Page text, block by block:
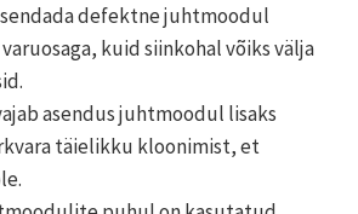
defektne juhtmoodul
kuid siinkohal võiks välja
asendus juhtmoodul lisaks
täielikku kloonimist, et